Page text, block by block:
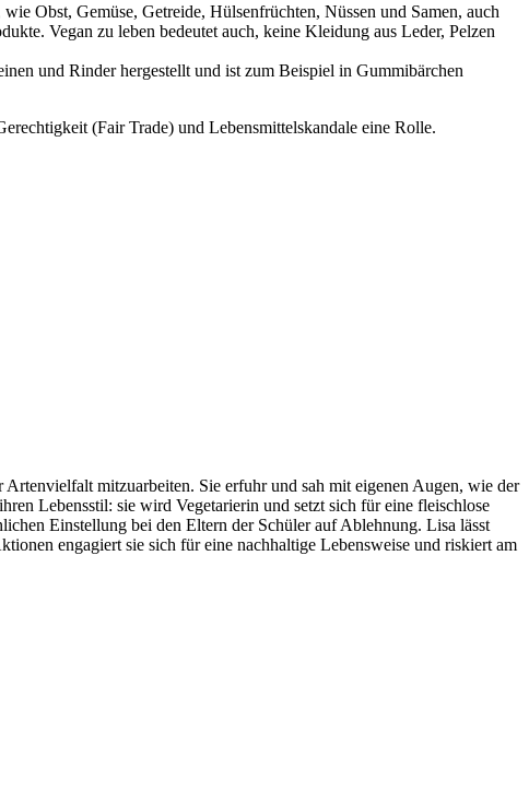
Obst, Gemüse, Getreide, Hülsenfrüchten, Nüssen und Samen, auch
Vegan zu leben bedeutet auch, keine Kleidung aus Leder, Pelzen
und Rinder hergestellt und ist zum Beispiel in Gummibärchen
(Fair Trade) und Lebensmittelskandale eine Rolle.
mitzuarbeiten. Sie erfuhr und sah mit eigenen Augen, wie der
Lebensstil: sie wird Vegetarierin und setzt sich für eine fleischlose
Einstellung bei den Eltern der Schüler auf Ablehnung. Lisa lässt
engagiert sie sich für eine nachhaltige Lebensweise und riskiert am